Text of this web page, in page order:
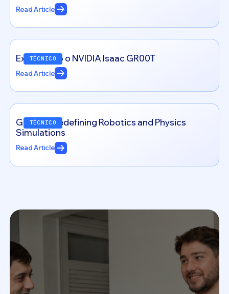
Read Article
TÉCNICO
Explorando o NVIDIA Isaac GR00T
Read Article
TÉCNICO
Genesis: Redefining Robotics and Physics
Simulations
Read Article